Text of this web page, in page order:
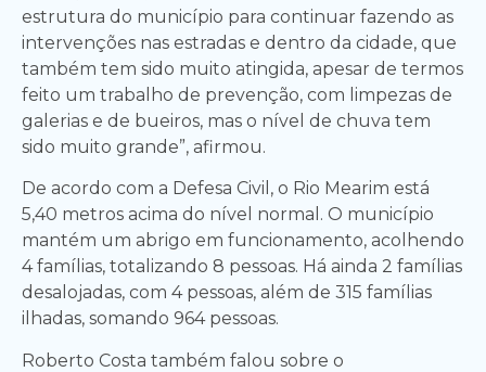
estrutura do município para continuar fazendo as
intervenções nas estradas e dentro da cidade, que
também tem sido muito atingida, apesar de termos
feito um trabalho de prevenção, com limpezas de
galerias e de bueiros, mas o nível de chuva tem
sido muito grande”, afirmou.
De acordo com a Defesa Civil, o Rio Mearim está
5,40 metros acima do nível normal. O município
mantém um abrigo em funcionamento, acolhendo
4 famílias, totalizando 8 pessoas. Há ainda 2 famílias
desalojadas, com 4 pessoas, além de 315 famílias
ilhadas, somando 964 pessoas.
Roberto Costa também falou sobre o